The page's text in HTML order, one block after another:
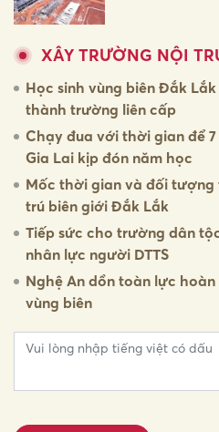
XÂY TRƯỜNG NỘI
Học sinh vùng biên Đắk
thành trường liên cấp
Chạy đua với thời gian để
Gia Lai kịp đón năm học
Mốc thời gian và đối
trú biên giới Đắk Lắk
Tiếp sức cho trường dân
nhân lực người DTTS
Nghệ An dồn toàn lực
vùng biên